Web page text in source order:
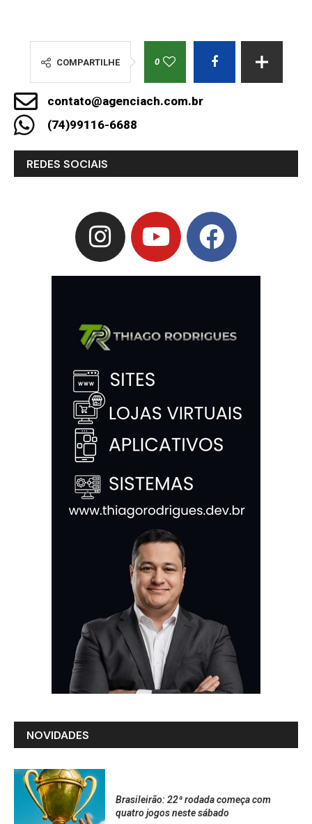
COMPARTILHE 0
contato@agenciach.com.br
(74)99116-6688
REDES SOCIAIS
NOVIDADES
Brasileirão: 22ª rodada começa com
quatro jogos neste sábado